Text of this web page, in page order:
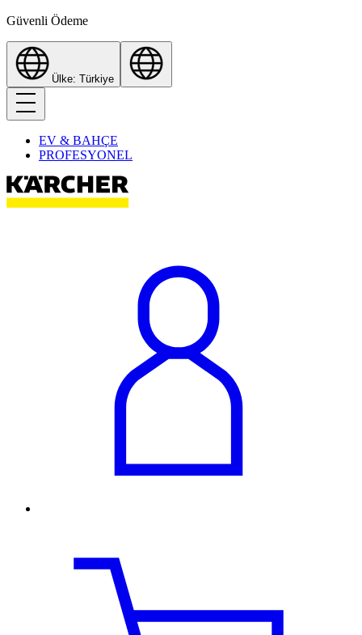
Güvenli Ödeme
Ülke: Türkiye
EV & BAHÇE
PROFESYONEL